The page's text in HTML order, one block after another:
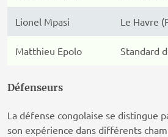
Lionel Mpasi Le Havre
Matthieu Epolo Standard
Défenseurs
La défense congolaise se distingue
son expérience dans différents